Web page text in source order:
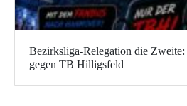
Bezirksliga-Relegation die
gegen TB Hilligsfeld